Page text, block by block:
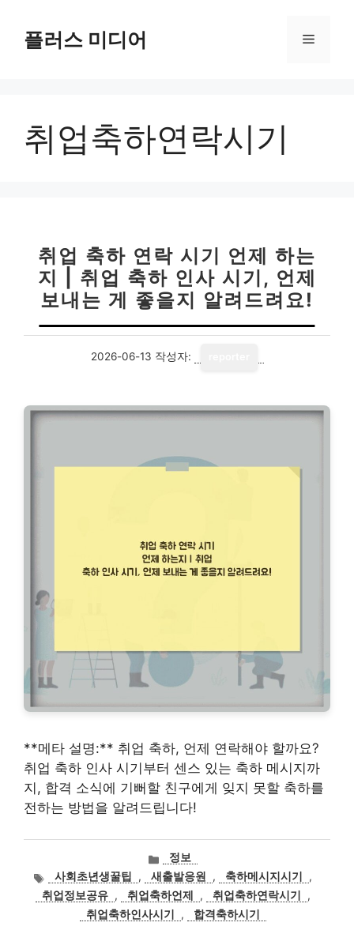
플러스 미디어 메
취업축하연락시기
취업 축하 연락 시기 언제 하는
지 | 취업 축하 인사 시기, 언제
보내는 게 좋을지 알려드려요!
2026-06-13 작성자:
**메타 설명:** 취업 축하, 언제 연락해야 할까요?
취업 축하 인사 시기부터 센스 있는 축하 메시지까
지, 합격 소식에 기뻐할 친구에게 잊지 못할 축하를
전하는 방법을 알려드립니다!
카
테
고
리
정보
태
그
사회초년생꿀팁 , 새출발응원 , 축하메시지시기
,
취업정보공유 , 취업축하언제 , 취업축하연락시기
,
취업축하인사시기
, 합격축하시기